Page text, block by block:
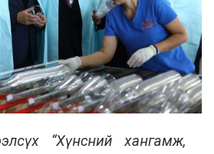
“Хүнсний хангамж,